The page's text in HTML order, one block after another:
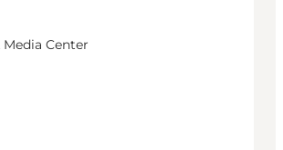
Center